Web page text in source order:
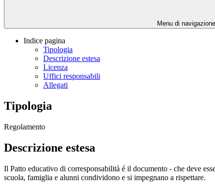
Menu di navigazione
Indice pagina
Tipologia
Descrizione estesa
Licenza
Uffici responsabili
Allegati
Tipologia
Regolamento
Descrizione estesa
Il Patto educativo di corresponsabilità é il documento - che deve
scuola, famiglia e alunni condividono e si impegnano a rispettare.